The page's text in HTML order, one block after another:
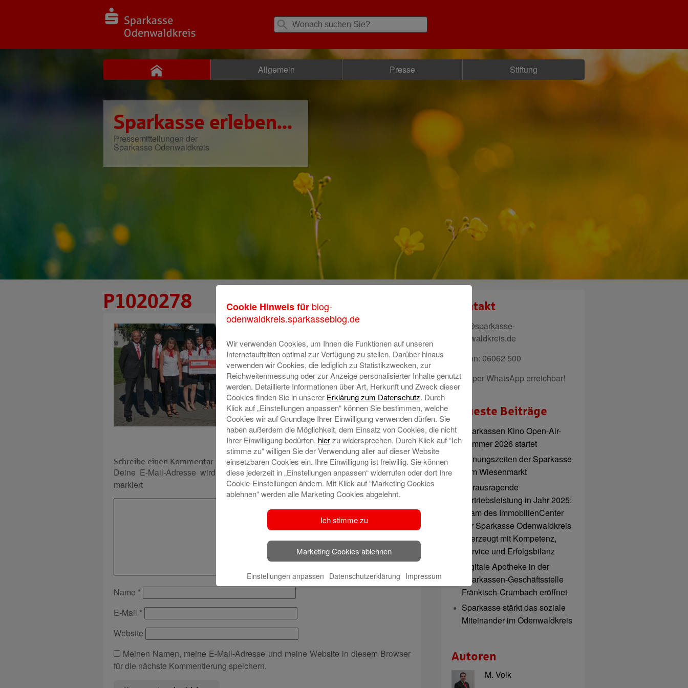
Allgemein Presse Stiftung
Sparkasse erleben...
Pressemitteilungen der
Sparkasse Odenwaldkreis
P1020278
Schreibe einen Kommentar
Deine E-Mail-Adresse wird nicht veröffentlicht. Erforderliche Felder sind mit*
markiert
Name *
E-Mail *
Website
Meinen Namen, meine E-Mail-Adresse und meine Website in diesem Browser
für die nächste Kommentierung speichern.
Kontakt
mail@sparkasse-
odenwaldkreis.de
Telefon: 06062 500
Auch per WhatsApp erreichbar!
Neueste Beiträge
Sparkassen Kino Open-Air-
Sommer 2026 startet
Öffnungszeiten der Sparkasse
zum Wiesenmarkt
Herausragende
Vertriebsleistung in Jahr 2025:
Team des ImmobilienCenter
der Sparkasse Odenwaldkreis
überzeugt mit Kompetenz,
Service und Erfolgsbilanz
Digitale Apotheke in der
Sparkassen-Geschäftsstelle
Fränkisch-Crumbach eröffnet
Sparkasse stärkt das soziale
Miteinander im Odenwaldkreis
Autoren
M. Volk
Cookie Hinweis für blog-
odenwaldkreis.sparkasseblog.de
Wir verwenden Cookies, um Ihnen die Funktionen auf unseren
Internetauftritten optimal zur Verfügung zu stellen. Darüber hinaus
verwenden wir Cookies, die lediglich zu Statistikzwecken, zur
Reichweitenmessung oder zur Anzeige personalisierter Inhalte genutzt
werden. Detaillierte Informationen über Art, Herkunft und Zweck dieser
Cookies finden Sie in unserer Erklärung zum Datenschutz. Durch
Klick auf „Einstellungen anpassen“ können Sie bestimmen, welche
Cookies wir auf Grundlage Ihrer Einwilligung verwenden dürfen. Sie
haben außerdem die Möglichkeit, dem Einsatz von Cookies, die nicht
Ihrer Einwilligung bedürfen, hierzu widersprechen. Durch Klick auf “Ich
stimme zu“ willigen Sie der Verwendung aller auf dieser Website
einsetzbaren Cookies ein. Ihre Einwilligung ist freiwillig. Sie können
diese jederzeit in „Einstellungen anpassen“ widerrufen oder dort Ihre
Cookie-Einstellungen ändern. Mit Klick auf “Marketing Cookies
ablehnen“ werden alle Marketing Cookies abgelehnt.
Ich stimme zu
Marketing Cookies ablehnen
Einstellungen anpassen Datenschutzerklärung Impressum